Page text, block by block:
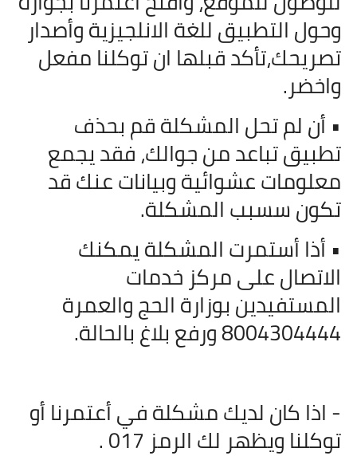
وحول التطبيق للغة الانلجيزية وأصدار
تصريحك،تأكد قبلها ان توكلنا مفعل
واخضر.
• أن لم تحل المشكلة قم بحذف
تطبيق تباعد من جوالك، فقد يجمع
معلومات عشوائية وبيانات عنك قد
تكون سسبب المشكلة.
• أذا أستمرت المشكلة يمكنك
الاتصال على مركز خدمات
المستفيدين بوزارة الحج والعمرة
8004304444 ورفع بلاغ بالحالة.
- اذا كان لديك مشكلة في أعتمرنا أو
توكلنا ويظهر لك الرمز 017 .